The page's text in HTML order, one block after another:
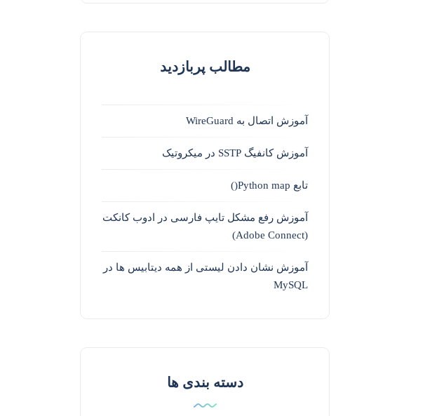
مطالب پربازدید
آموزش اتصال به WireGuard
آموزش کانفیگ SSTP در میکروتیک
تابع Python map()
آموزش رفع مشکل تایپ فارسی در ادوب کانکت
(Adobe Connect)
آموزش نشان دادن لیستی از همه دیتابیس ها در
MySQL
دسته بندی ها